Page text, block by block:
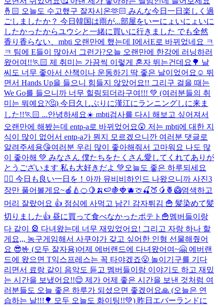
🤞🏻 오늘도 수고했구 잘자시온🫶🏻 みんな今日一日楽しく過
ごしましたか？ 今日韓国は雨が...部屋をいーにょいにょいに
したかったからユウシと一緒に買いに行きました でも全然
香り香らない、 mbti 오랜만에 했는데 I에서E로 바뀌었네요 ㅋ
ㅋ 팀에 E들이 많아서 그런가?오늘 오랜만에 한강에 러닝하러
왔어여!!🏃🏻 제 취미는 가끔씩 이렇게 혼자 뛰는건데요🌳 날
씨도 너무 좋아서 산책이나 운동하기 딱 좋은 날이었어요☺️ 뛰
면서 Hands Up을 들으니 힘들지 않았어요!! 그리구 걸을 때는
We Go를 들으니까 너무 힐링되더라구여!!! 💚 (여러분들의 취
미는 뭐예요?🤔) 今日久しぶりに漢江にランニングしに来ま
した!!🏃🏻 ...안녕하세요☀️ mbti검사를 다시 해보고 싶어져서
오랜만에 해봤는데 entp-a로 바뀌었어요😲 저는 mbti에 대한 지
식이 많이 없어서 entp-a가 뭔지 모르겠으니깐 여러분 댓글로
알려주세용😘여러분 우리 많이 좋아해줘서 고마워요 나도 많
이 좋아해 💚 みなさん 僕たちをたくさん愛してくれてありが
とうございます 私も大好きだよ 💚 오늘도 좋은 하루되세요
🙆‍♀️ 今日も良い一日を！ 아까 뮤비비하인드 나왔으니까 사진3
장만 풀어볼게요~🍎🍐🍊🍋🍌🍉🍇🍓🫐🍈🍒🍑🥭🍍🥝염색하고
머리 잘랐어요 👍 점심에 사먹고 남긴 감자튀김 🍟 髪染めて髪
切りました👍 昼に買って食べなかったポテト🍟멤버들이랑
다 같이 🎡 다녀왔는데 너무 재밌었어요! 그리고 자랑 하나 할
게요,,, 농구게임해서 사쿠야가 갖고 싶어한 인형 선물해줬어
요 😎🤟 (모두 잘자용)어제 에버랜드에 다녀왔어여~🤗 에버랜
드에 왔으면 T익스프레스는 꼭 타야겠죠😤 놀이기구를 기다
리면서 료랑 같이 음악도 듣고 멤버들이랑 이야기도 하고 재밌
는 시간을 보냈어요!!😌 제가 어제 좋은 시간을 보낸 것처럼 여
러분들도 오늘 좋은 하루가 되셨으면 좋겠어요🙏 (오늘은 연
습하는 날!!!🌳 모두 오늘도 화이팅!!💚) 昨日エバーランドに